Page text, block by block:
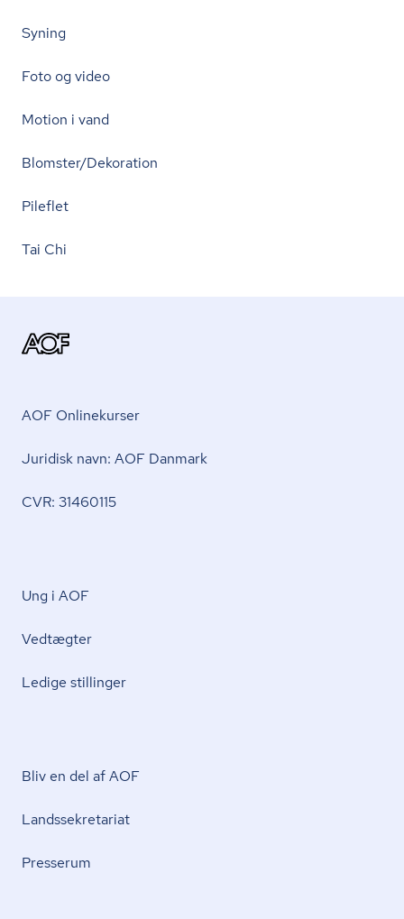
Syning
Foto og video
Motion i vand
Blomster/Dekoration
Pileflet
Tai Chi
AOF Onlinekurser
Juridisk navn: AOF Danmark
CVR: 31460115
Ung i AOF
Vedtægter
Ledige stillinger
Bliv en del af AOF
Lands­se­kre­ta­ri­at
Presserum